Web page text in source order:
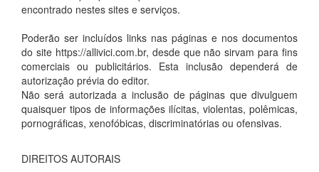
encontrado nestes sites e serviços.
Poderão ser incluídos links nas páginas e nos documentos
do site https://allivici.com.br, desde que não sirvam para fins
comerciais ou publicitários. Esta inclusão dependerá de
autorização prévia do editor.
Não será autorizada a inclusão de páginas que divulguem
quaisquer tipos de informações ilícitas, violentas, polêmicas,
pornográficas, xenofóbicas, discriminatórias ou ofensivas.
DIREITOS AUTORAIS